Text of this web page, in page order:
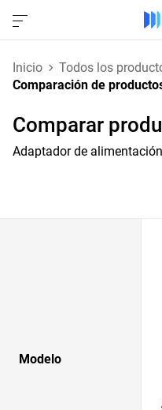
Inicio
Todos los
Comparación de
Comparar
Adaptador de
Modelo